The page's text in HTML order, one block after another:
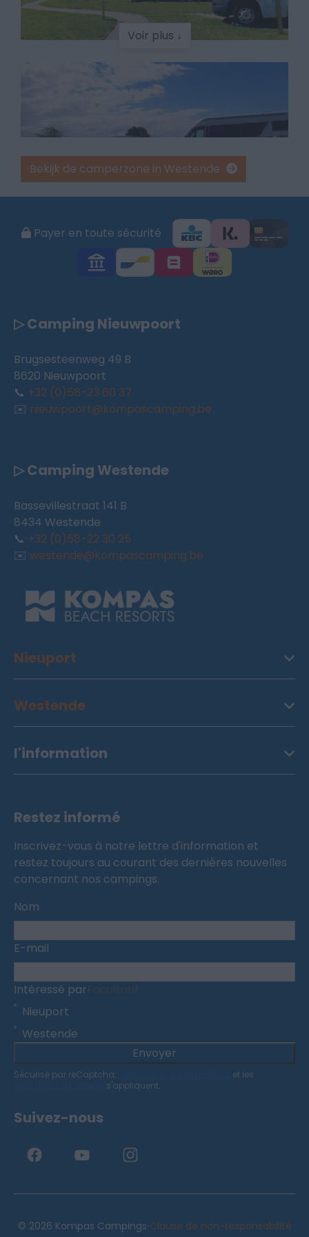
Voir plus ↓
Bekijk de camperzone in Westende
Payer en toute sécurité
▷ Camping Nieuwpoort
Brugsesteenweg 49 B
8620 Nieuwpoort
📞 +32 (0)58-23 60 37
✉️ nieuwpoort@kompascamping.be
▷ Camping Westende
Bassevillestraat 141 B
8434 Westende
📞 +32 (0)58-22 30 25
✉️ westende@kompascamping.be
Nieuport
Westende
l'information
Restez informé
Inscrivez-vous à notre lettre d'information et
restez toujours au courant des dernières nouvelles
concernant nos campings.
Nom
E-mail
Intéressé par
Nieuport
Westende
Envoyer
Sécurisé par reCaptcha,
et les
s'appliquent.
Suivez-nous
© 2026 Kompas Campings·Clause de non-responsabilité